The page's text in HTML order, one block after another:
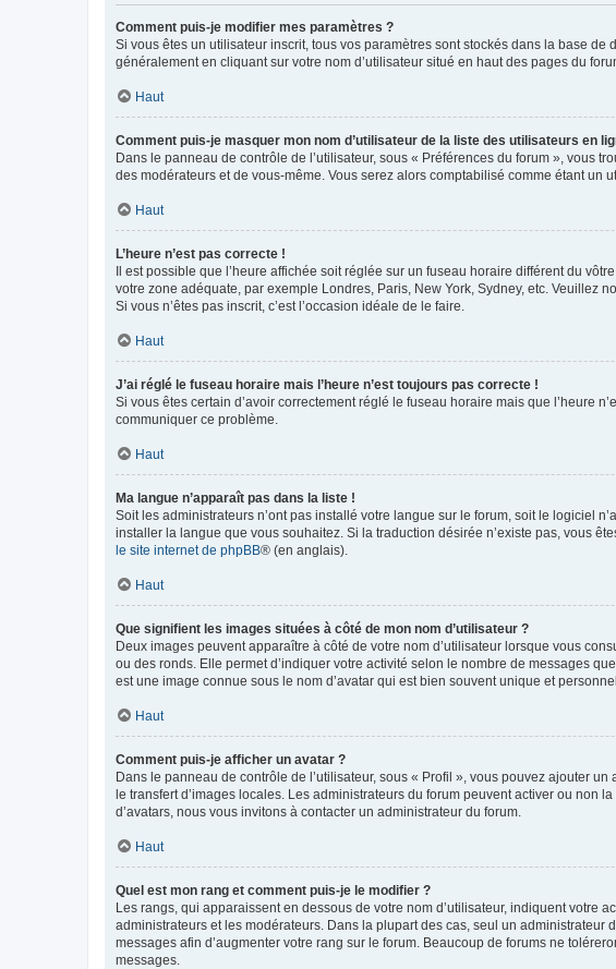
Comment puis-je modifier mes paramètres ?
Si vous êtes un utilisateur inscrit, tous vos paramètres sont stockés dans la base
généralement en cliquant sur votre nom d’utilisateur situé en haut des pages du
Haut
Comment puis-je masquer mon nom d’utilisateur de la liste des utilisateurs en
Dans le panneau de contrôle de l’utilisateur, sous « Préférences du forum », vous
des modérateurs et de vous-même. Vous serez alors comptabilisé comme étant un
Haut
L’heure n’est pas correcte !
Il est possible que l’heure affichée soit réglée sur un fuseau horaire différent du
votre zone adéquate, par exemple Londres, Paris, New York, Sydney, etc. Veuillez
Si vous n’êtes pas inscrit, c’est l’occasion idéale de le faire.
Haut
J’ai réglé le fuseau horaire mais l’heure n’est toujours pas correcte !
Si vous êtes certain d’avoir correctement réglé le fuseau horaire mais que l’heure
communiquer ce problème.
Haut
Ma langue n’apparaît pas dans la liste !
Soit les administrateurs n’ont pas installé votre langue sur le forum, soit le logiciel
installer la langue que vous souhaitez. Si la traduction désirée n’existe pas, vous
le site internet de phpBB® (en anglais).
Haut
Que signifient les images situées à côté de mon nom d’utilisateur ?
Deux images peuvent apparaître à côté de votre nom d’utilisateur lorsque vous
ou des ronds. Elle permet d’indiquer votre activité selon le nombre de messages
est une image connue sous le nom d’avatar qui est bien souvent unique et
Haut
Comment puis-je afficher un avatar ?
Dans le panneau de contrôle de l’utilisateur, sous « Profil », vous pouvez ajouter
le transfert d’images locales. Les administrateurs du forum peuvent activer ou non
d’avatars, nous vous invitons à contacter un administrateur du forum.
Haut
Quel est mon rang et comment puis-je le modifier ?
Les rangs, qui apparaissent en dessous de votre nom d’utilisateur, indiquent
administrateurs et les modérateurs. Dans la plupart des cas, seul un
messages afin d’augmenter votre rang sur le forum. Beaucoup de forums ne
messages.